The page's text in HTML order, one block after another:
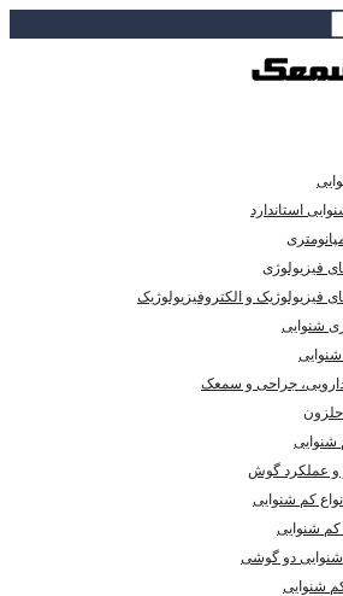
استاندارد
فیزیولوژی
فیزیولوژیک و الکتروفیزیولوژیک
شنوایی
جراحی و سمعک
و عملکرد گوش
کم شنوایی
شنوایی
شنوایی دو گوشی
شنوایی